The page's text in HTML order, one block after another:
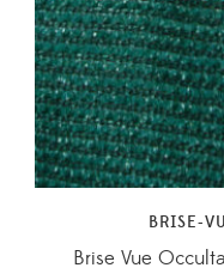
BRISE-
Brise Vue